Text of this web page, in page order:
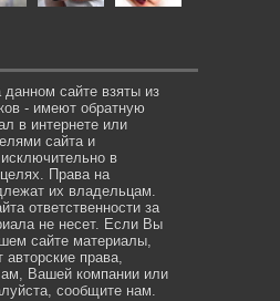
сайте взяты из
- имеют обратную
в интернете или
сайта и
в
Права на
их владельцам.
ответственности за
не несет. Если Вы
сайте материалы,
права,
Вашей компании или
сообщите нам.